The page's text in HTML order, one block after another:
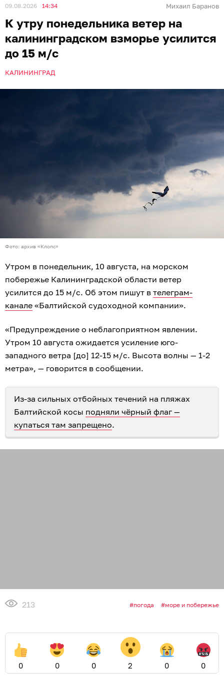
09.08.2026 14:34 Михаил Баранов
К утру понедельника ветер на
калининградском взморье усилится
до 15 м/с
КАЛИНИНГРАД
Фото: архив «Клопс»
Утром в понедельник, 10 августа, на морском
побережье Калининградской области ветер
усилится до 15 м/с. Об этом пишут в телеграм-
канале «Балтийской судоходной компании».
«Предупреждение о неблагоприятном явлении.
Утром 10 августа ожидается усиление юго-
западного ветра [до] 12-15 м/с. Высота волны — 1-2
метра», — говорится в сообщении.
Из-за сильных отбойных течений на пляжах
Балтийской косы подняли чёрный флаг —
купаться там запрещено.
213 погода море и побережье
0 0 0 2 0 0